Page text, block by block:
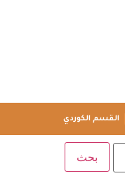
القسم الكوردي